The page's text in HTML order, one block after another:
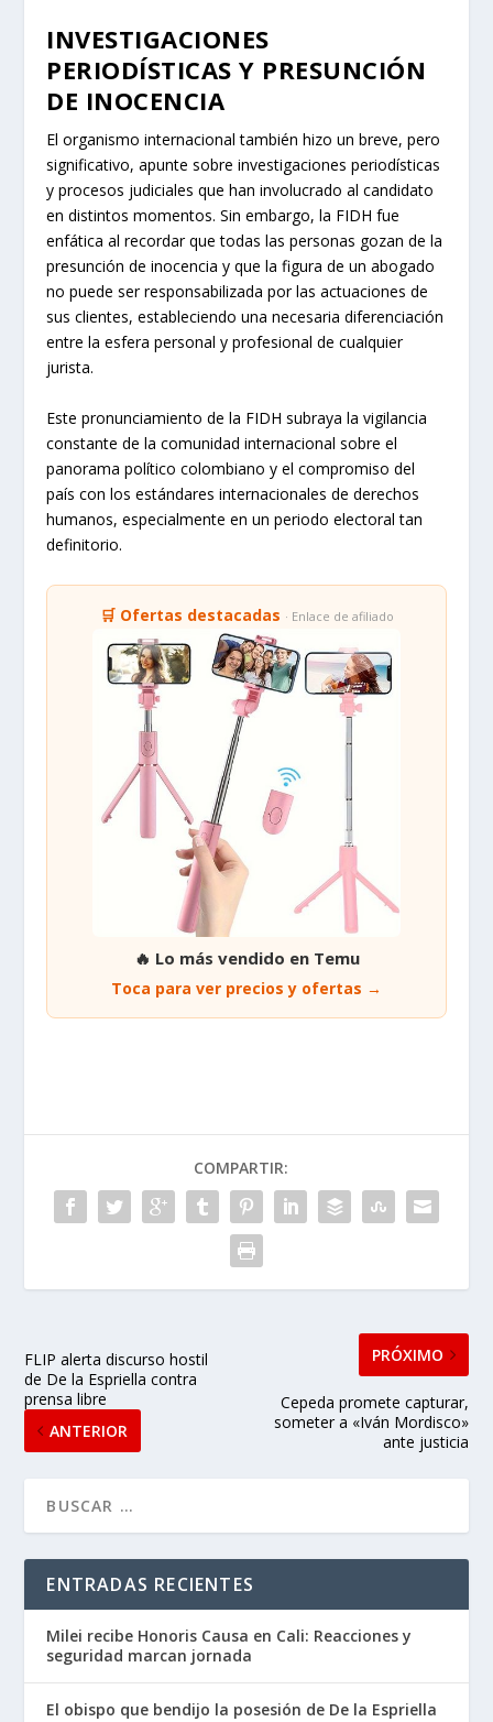
INVESTIGACIONES
PERIODÍSTICAS Y PRESUNCIÓN
DE INOCENCIA
El organismo internacional también hizo un breve, pero
significativo, apunte sobre investigaciones periodísticas
y procesos judiciales que han involucrado al candidato
en distintos momentos. Sin embargo, la FIDH fue
enfática al recordar que todas las personas gozan de la
presunción de inocencia y que la figura de un abogado
no puede ser responsabilizada por las actuaciones de
sus clientes, estableciendo una necesaria diferenciación
entre la esfera personal y profesional de cualquier
jurista.
Este pronunciamiento de la FIDH subraya la vigilancia
constante de la comunidad internacional sobre el
panorama político colombiano y el compromiso del
país con los estándares internacionales de derechos
humanos, especialmente en un periodo electoral tan
definitorio.
🛒 Ofertas destacadas · Enlace de afiliado
🔥 Lo más vendido en Temu
Toca para ver precios y ofertas →
COMPARTIR:
FLIP alerta discurso hostil
de De la Espriella contra
prensa libre
ANTERIOR
PRÓXIMO
Cepeda promete capturar,
someter a «Iván Mordisco»
ante justicia
ENTRADAS RECIENTES
Milei recibe Honoris Causa en Cali: Reacciones y
seguridad marcan jornada
El obispo que bendijo la posesión de De la Espriella